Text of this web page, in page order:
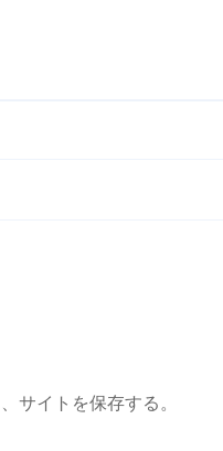
サイトを保存する。